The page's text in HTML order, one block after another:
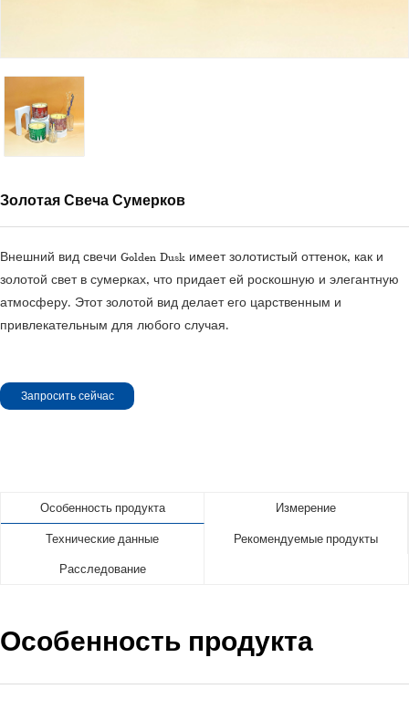
Золотая Свеча Сумерков
Внешний вид свечи Golden Dusk имеет золотистый оттенок, как и
золотой свет в сумерках, что придает ей роскошную и элегантную
атмосферу. Этот золотой вид делает его царственным и
привлекательным для любого случая.
Запросить сейчас
Особенность продукта Измерение
Технические данные Рекомендуемые продукты
Расследование
Особенность продукта